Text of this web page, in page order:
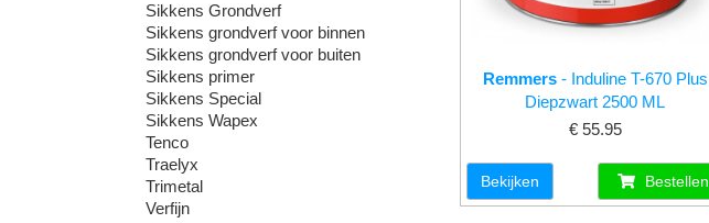
Sikkens Grondverf
Sikkens grondverf voor binnen
Sikkens grondverf voor buiten
Sikkens primer
Sikkens Special
Sikkens Wapex
Tenco
Traelyx
Trimetal
Verfijn
Remmers- Induline T-670 Plus
Diepzwart 2500 ML
€ 55.95
Bekijken Bestellen